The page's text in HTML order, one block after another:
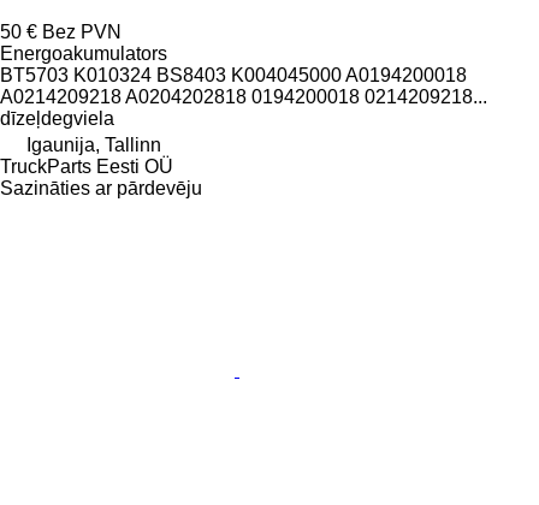
50 € Bez PVN
Energoakumulators
BT5703 K010324 BS8403 K004045000 A0194200018
A0214209218 A0204202818 0194200018 0214209218...
dīzeļdegviela
Igaunija, Tallinn
TruckParts Eesti OÜ
Sazināties ar pārdevēju